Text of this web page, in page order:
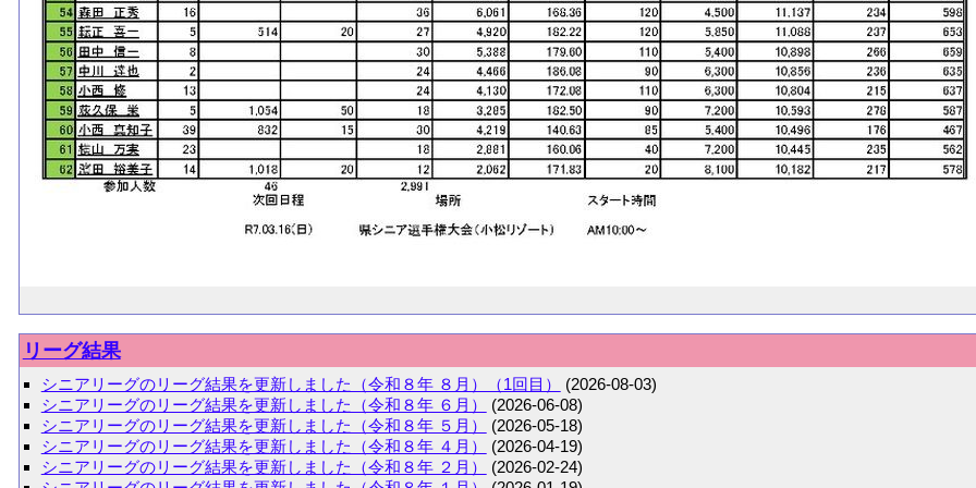
リーグ結果
シニアリーグのリーグ結果を更新しました（令和８年 ８月）（1回目）
(2026-08-03)
シニアリーグのリーグ結果を更新しました（令和８年 ６月）
(2026-06-08)
シニアリーグのリーグ結果を更新しました（令和８年 ５月）
(2026-05-18)
シニアリーグのリーグ結果を更新しました（令和８年 ４月）
(2026-04-19)
シニアリーグのリーグ結果を更新しました（令和８年 ２月）
(2026-02-24)